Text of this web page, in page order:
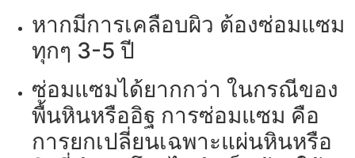
หากมีการเคลือบผิว ต้องซ่อมแซม
ทุกๆ 3-5 ปี
ซ่อมแซมได้ยากกว่า ในกรณีของ
พื้นหินหรืออิฐ การซ่อมแซม คือ
การยกเปลี่ยนเฉพาะแผ่นหินหรือ